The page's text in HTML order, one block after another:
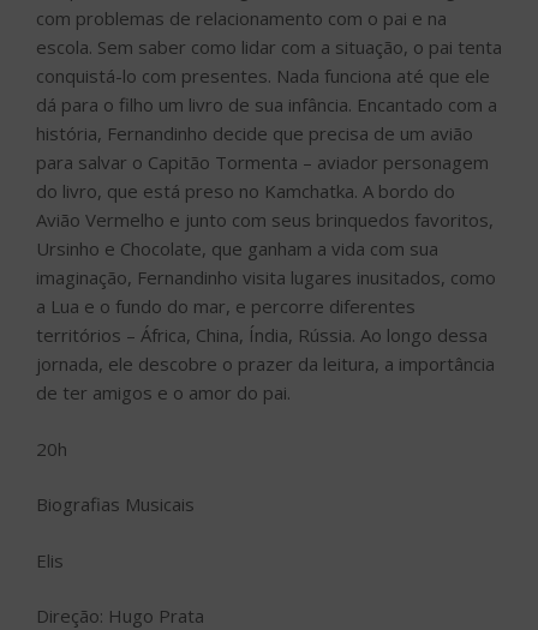
com problemas de relacionamento com o pai e na
escola. Sem saber como lidar com a situação, o pai tenta
conquistá-lo com presentes. Nada funciona até que ele
dá para o filho um livro de sua infância. Encantado com a
história, Fernandinho decide que precisa de um avião
para salvar o Capitão Tormenta – aviador personagem
do livro, que está preso no Kamchatka. A bordo do
Avião Vermelho e junto com seus brinquedos favoritos,
Ursinho e Chocolate, que ganham a vida com sua
imaginação, Fernandinho visita lugares inusitados, como
a Lua e o fundo do mar, e percorre diferentes
territórios – África, China, Índia, Rússia. Ao longo dessa
jornada, ele descobre o prazer da leitura, a importância
de ter amigos e o amor do pai.
20h
Biografias Musicais
Elis
Direção: Hugo Prata